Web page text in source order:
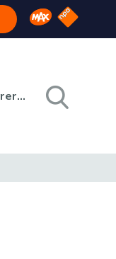
Omroep MAX
NPO
Registreren